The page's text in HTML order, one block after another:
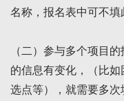
名称，报名表中可不填
（二）参与多个项目
的信息有变化，（比如
选点等），就需要多